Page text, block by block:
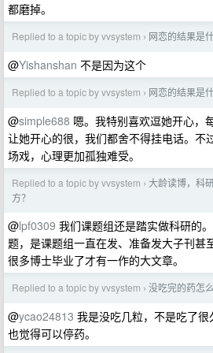
都磨掉。
Replied to a topic by vvsystem › 网恋的结果是
@Yishanshan 不是因为这个
Replied to a topic by vvsystem › 网恋的结果是
@simple688 嗯。我特别喜欢逗她开心，
让她开心的很，我们都舍不得挂电话。不
场戏，心理更加孤独难受。
Replied to a topic by vvsystem › 大龄读博，科
方？
@lpf0309 我们课题组还是踏实做科研的
题，是课题组一直在发、准备发大子刊甚
很多博士毕业了才有一作的大文章。
Replied to a topic by vvsystem › 没吃完的药怎
@ycao24813 我是没吃几粒，不是吃了
也觉得可以停药。